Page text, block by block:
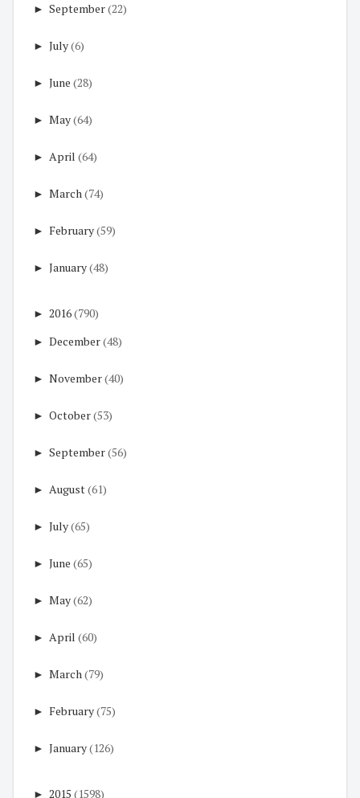
► September(22)
► July(6)
► June (28)
► May(64)
► April (64)
► March(74)
► February(59)
► January(48)
► 2016(790)
► December(48)
► November(40)
► October(53)
► September(56)
► August(61)
► July(65)
► June (65)
► May(62)
► April (60)
► March(79)
► February(75)
► January(126)
► 2015 (1598)